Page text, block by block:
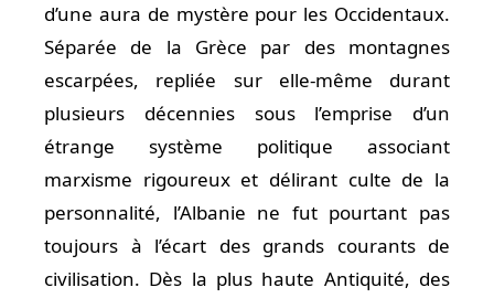
d’une aura de mystère pour les Occidentaux.
Séparée de la Grèce par des montagnes
escarpées, repliée sur elle-même durant
plusieurs décennies sous l’emprise d’un
étrange système politique associant
marxisme rigoureux et délirant culte de la
personnalité, l’Albanie ne fut pourtant pas
toujours à l’écart des grands courants de
civilisation. Dès la plus haute Antiquité, des